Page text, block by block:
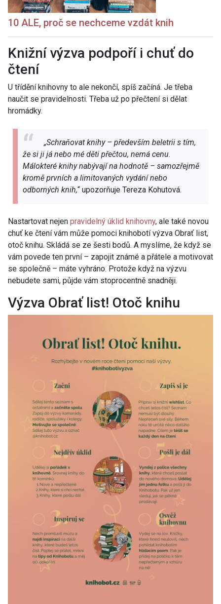
10 ALE, proč se nechceme vzdát knih
Knižní výzva podpoří i chuť do
čtení
U třídění knihovny to ale nekončí, spíš začíná. Je třeba
naučit se pravidelnosti. Třeba už po přečtení si dělat
hromádky.
„Schraňovat knihy – především beletrii s tím,
že si ji já nebo mé děti přečtou, nemá cenu.
Málokteré knihy nabývají na hodnotě – samozřejmě
kromě prvních a limitovaných vydání nebo
odborných knih,“ upozorňuje Tereza Kohutová.
Nastartovat nejen pravidelný úklid knihovny, ale také novou
chuť ke čtení vám může pomoci knihobotí výzva Obrať list,
otoč knihu. Skládá se ze šesti bodů. A myslíme, že když se
vám povede ten první – zapojit známé a přátele a motivovat
se společně – máte vyhráno. Protože když na výzvu
nebudete sami, půjde vám stoprocentně snadněji.
Výzva Obrať list! Otoč knihu